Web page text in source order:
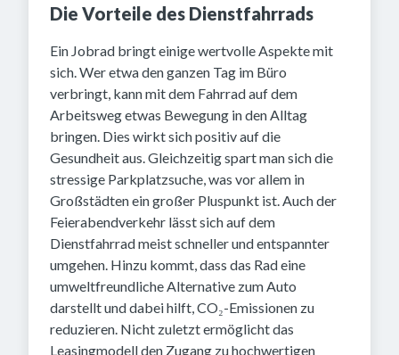
Die Vorteile des Dienstfahrrads
Ein Jobrad bringt einige wertvolle Aspekte mit
sich. Wer etwa den ganzen Tag im Büro
verbringt, kann mit dem Fahrrad auf dem
Arbeitsweg etwas Bewegung in den Alltag
bringen. Dies wirkt sich positiv auf die
Gesundheit aus. Gleichzeitig spart man sich die
stressige Parkplatzsuche, was vor allem in
Großstädten ein großer Pluspunkt ist. Auch der
Feierabendverkehr lässt sich auf dem
Dienstfahrrad meist schneller und entspannter
umgehen. Hinzu kommt, dass das Rad eine
umweltfreundliche Alternative zum Auto
darstellt und dabei hilft, CO₂-Emissionen zu
reduzieren. Nicht zuletzt ermöglicht das
Leasingmodell den Zugang zu hochwertigen